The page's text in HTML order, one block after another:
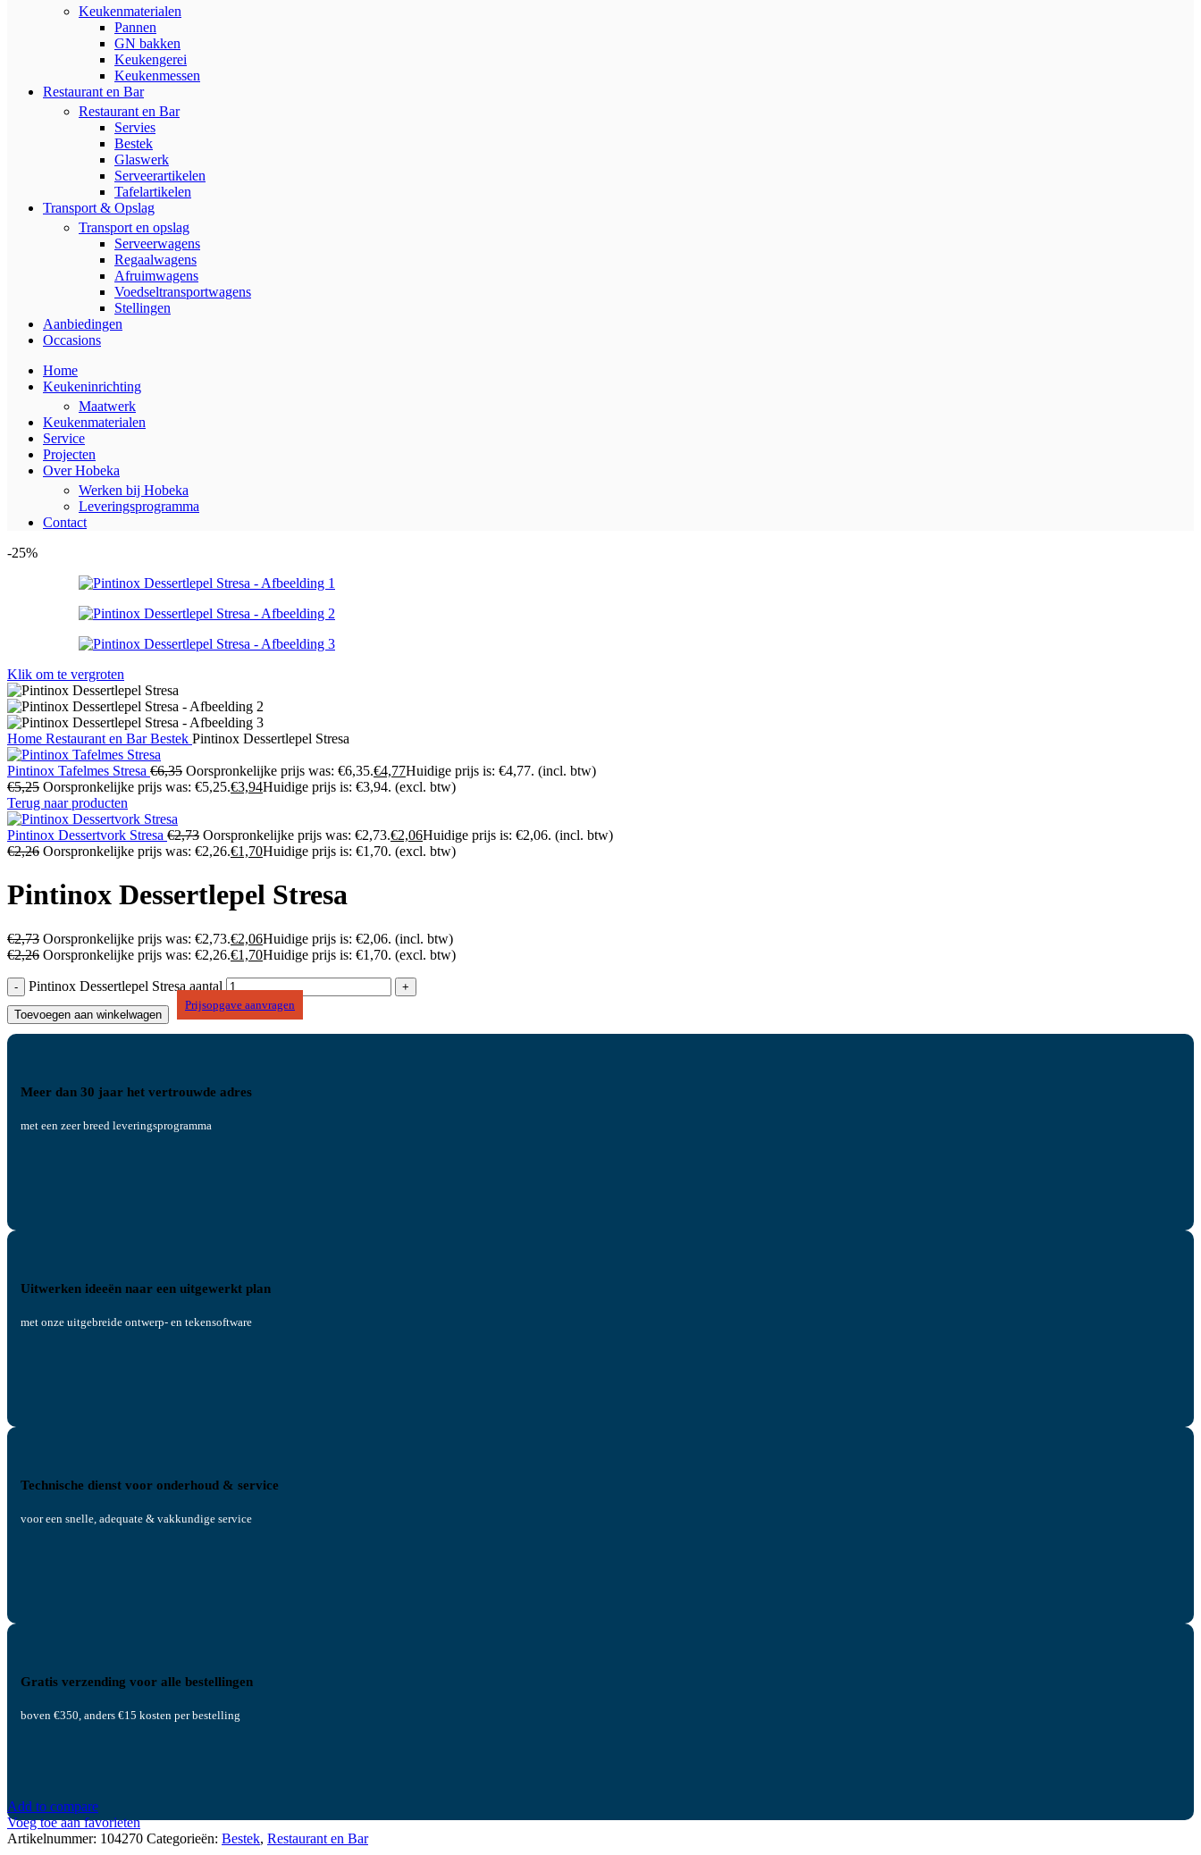
Keukenmaterialen
Pannen
GN bakken
Keukengerei
Keukenmessen
Restaurant en Bar
Restaurant en Bar
Servies
Bestek
Glaswerk
Serveerartikelen
Tafelartikelen
Transport & Opslag
Transport en opslag
Serveerwagens
Regaalwagens
Afruimwagens
Voedseltransportwagens
Stellingen
Aanbiedingen
Occasions
Home
Keukeninrichting
Maatwerk
Keukenmaterialen
Service
Projecten
Over Hobeka
Werken bij Hobeka
Leveringsprogramma
Contact
-25%
Klik om te vergroten
Home Restaurant en BarBestek Pintinox Dessertlepel Stresa
Pintinox Tafelmes Stresa €6,35 Oorspronkelijke prijs was: €6,35.€4,77Huidige prijs is: €4,77. (incl. btw)
€5,25 Oorspronkelijke prijs was: €5,25.€3,94Huidige prijs is: €3,94. (excl. btw)
Terug naar producten
Pintinox Dessertvork Stresa €2,73 Oorspronkelijke prijs was: €2,73.€2,06Huidige prijs is: €2,06. (incl. btw)
€2,26 Oorspronkelijke prijs was: €2,26.€1,70Huidige prijs is: €1,70. (excl. btw)
Pintinox Dessertlepel Stresa
€2,73 Oorspronkelijke prijs was: €2,73.€2,06Huidige prijs is: €2,06. (incl. btw)
€2,26 Oorspronkelijke prijs was: €2,26.€1,70Huidige prijs is: €1,70. (excl. btw)
Pintinox Dessertlepel Stresa aantal
Toevoegen aan winkelwagen
Prijsopgave aanvragen
Meer dan 30 jaar het vertrouwde adres
met een zeer breed leveringsprogramma
Uitwerken ideeën naar een uitgewerkt plan
met onze uitgebreide ontwerp- en tekensoftware
Technische dienst voor onderhoud & service
voor een snelle, adequate & vakkundige service
Gratis verzending voor alle bestellingen
boven €350, anders €15 kosten per bestelling
Add to compare
Voeg toe aan favorieten
Artikelnummer: 104270 Categorieën: Bestek, Restaurant en Bar